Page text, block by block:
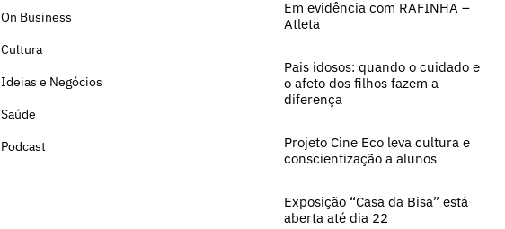
On Business
Cultura
Ideias e Negócios
Saúde
Podcast
Em evidência com RAFINHA –
Atleta
Pais idosos: quando o cuidado e
o afeto dos filhos fazem a
diferença
Projeto Cine Eco leva cultura e
conscientização a alunos
Exposição “Casa da Bisa” está
aberta até dia 22